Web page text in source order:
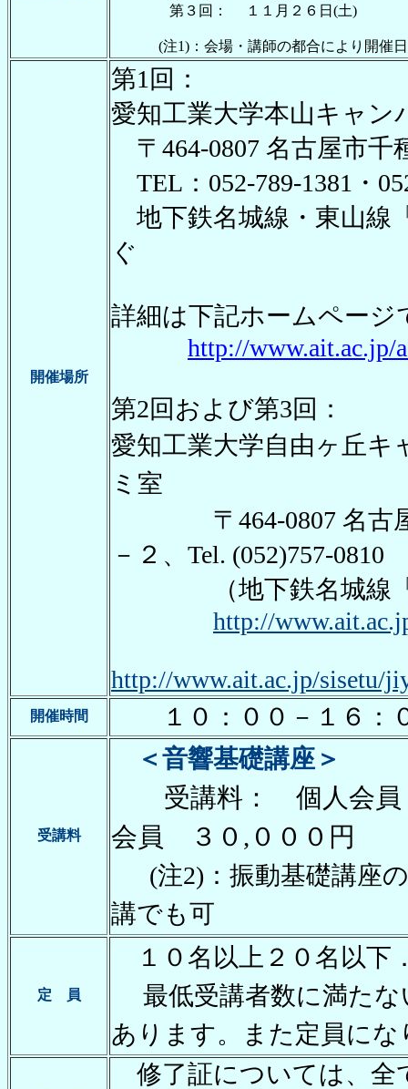
第３回： １１月２６日(土)
(注1)：会場・講師の都合により開催日
開催場所
第1回：
愛知工業大学本山キャ
〒464-0807 名古屋市千
TEL：052-789-1381・
地下鉄名城線・東山線
ぐ
詳細は下記ホームページ
http://www.ait.ac.jp/
第2回および第3回：
愛知工業大学自由ヶ丘キ
ミ室
〒464-0807 名古屋
－２、Tel. (052)757-0810
（地下鉄名城線「
http://
http://www.ait.ac.jp/sisetu/
開催時間 １０：００－１６：
受講料
＜音響基礎講座＞
受講料： 個人会
会員 ３０ ,０００ 円
(注2)：振動基礎講座
講でも可
定 員
１０名以上２０名以下
最低受講者数に満たな
あります。また定員に
修了証については、全